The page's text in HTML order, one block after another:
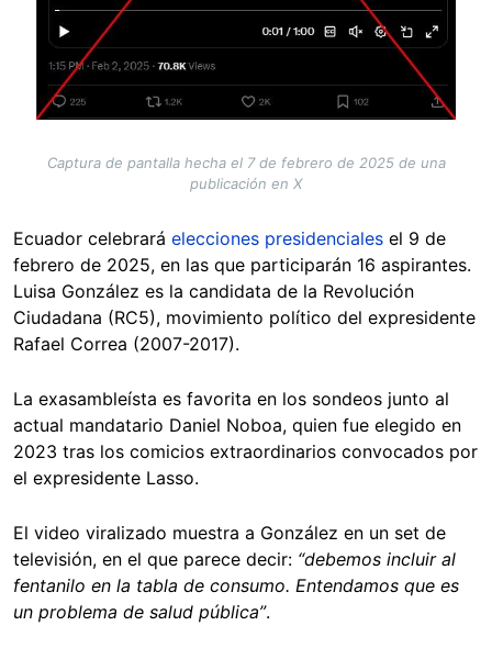
Captura de pantalla hecha el 7 de febrero de 2025 de una
publicación en X
Ecuador celebrará elecciones presidenciales el 9 de
febrero de 2025, en las que participarán 16 aspirantes.
Luisa González es la candidata de la Revolución
Ciudadana (RC5), movimiento político del expresidente
Rafael Correa (2007-2017).
La exasambleísta es favorita en los sondeos junto al
actual mandatario Daniel Noboa, quien fue elegido en
2023 tras los comicios extraordinarios convocados por
el expresidente Lasso.
El video viralizado muestra a González en un set de
televisión, en el que parece decir: “debemos incluir al
fentanilo en la tabla de consumo. Entendamos que es
un problema de salud pública”.